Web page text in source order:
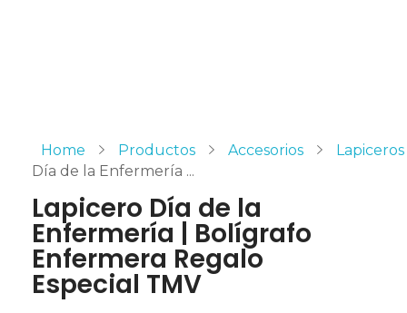
Home Productos Accesorios
Lapiceros
Día de la Enfermería ...
Lapicero Día de la
Enfermería | Bolígrafo
Enfermera Regalo
Especial TMV